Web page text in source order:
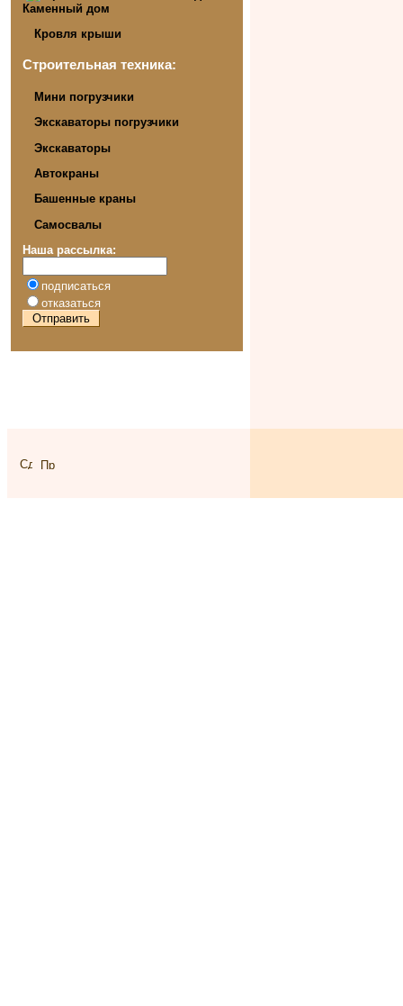
Каменный дом
Кровля крыши
Строительная техника:
Мини погрузчики
Экскаваторы погрузчики
Экскаваторы
Автокраны
Башенные краны
Самосвалы
Наша рассылка:
подписаться
отказаться